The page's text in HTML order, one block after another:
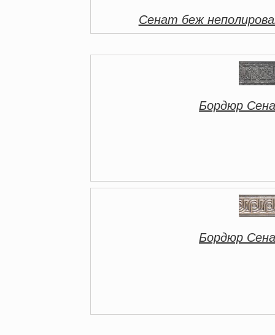
Сенат беж
Бордюр
Бордюр